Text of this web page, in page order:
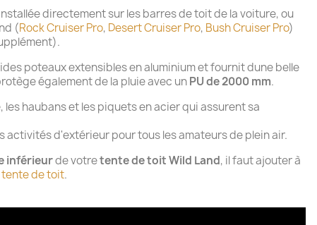
directement sur les barres de toit de la voiture, ou
(Rock Cruiser Pro, Desert Cruiser Pro, Bush Cruiser Pro)
poteaux extensibles en aluminium et fournit dune belle
également de la pluie avec unPU de 2000 mm.
haubans et les piquets en acier qui assurent sa
d'extérieur pour tous les amateurs de plein air.
inférieurde votretente de toit Wild Land, il faut ajouter à
de toit.